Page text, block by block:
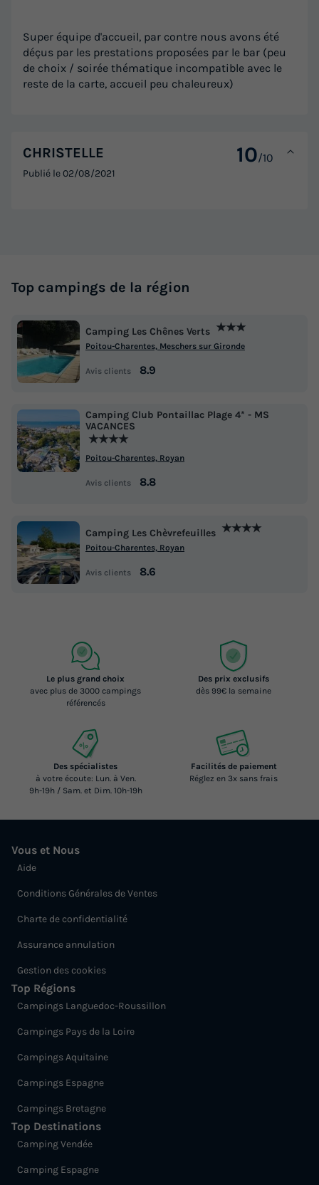
Super équipe d'accueil, par contre nous avons été
déçus par les prestations proposées par le bar (peu
de choix / soirée thématique incompatible avec le
reste de la carte, accueil peu chaleureux)
CHRISTELLE 10/10
Publié le02/08/2021
Top campings de la région
Camping Les Chênes Verts ★★★
Poitou-Charentes, Meschers sur Gironde
Avis clients 8.9
Camping Club Pontaillac Plage 4* - MS
VACANCES
★★★★
Poitou-Charentes, Royan
Avis clients 8.8
Camping Les Chèvrefeuilles ★★★★
Poitou-Charentes, Royan
Avis clients 8.6
Le plus grand choix
avec plus de 3000 campings
référencés
Des prix exclusifs
dès 99€ la semaine
Des spécialistes
à votre écoute: Lun. à Ven.
9h-19h / Sam. et Dim. 10h-19h
Facilités de paiement
Réglez en 3x sans frais
Vous et Nous
Aide
Conditions Générales de Ventes
Charte de confidentialité
Assurance annulation
Gestion des cookies
Top Régions
Campings Languedoc-Roussillon
Campings Pays de la Loire
Campings Aquitaine
Campings Espagne
Campings Bretagne
Top Destinations
Camping Vendée
Camping Espagne